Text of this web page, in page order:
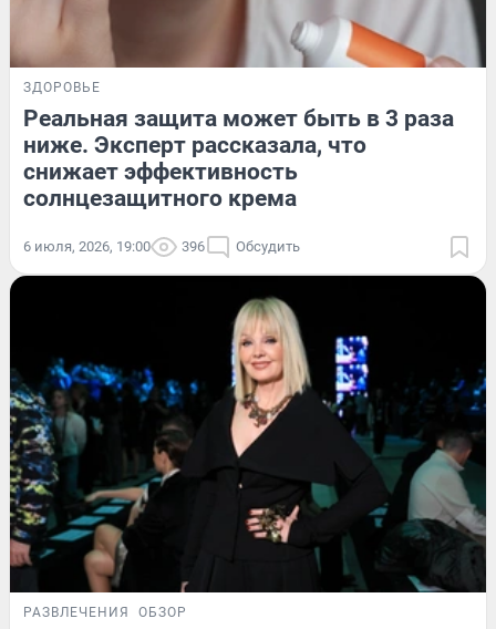
ЗДОРОВЬЕ
Реальная защита может быть в 3 раза
ниже. Эксперт рассказала, что
снижает эффективность
солнцезащитного крема
6 июля, 2026, 19:00 396 Обсудить
РАЗВЛЕЧЕНИЯ ОБЗОР